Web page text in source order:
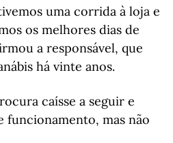
uma corrida à loja e
os melhores dias de
a responsável, que
há vinte anos.
caísse a seguir e
funcionamento, mas não